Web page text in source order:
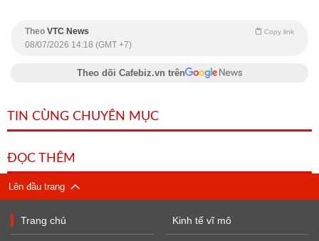
Theo VTC News Copy link
08/07/2026 14:18 (GMT +7)
Theo dõi Cafebiz.vn trên
TIN CÙNG CHUYÊN MỤC
ĐỌC THÊM
Lên đầu trang
Trang chủ Kinh tế vĩ mô